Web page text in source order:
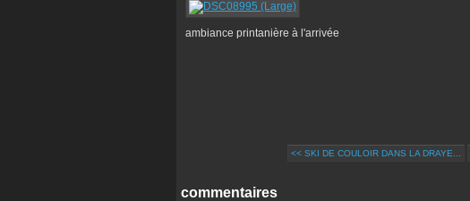
ambiance printanière à l'arrivée
<< SKI DE COULOIR DANS LA DRAYE...
commentaires